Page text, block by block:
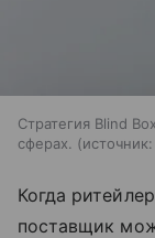
Стратегия Blind
сферах.
источник:
Когда
поставщик